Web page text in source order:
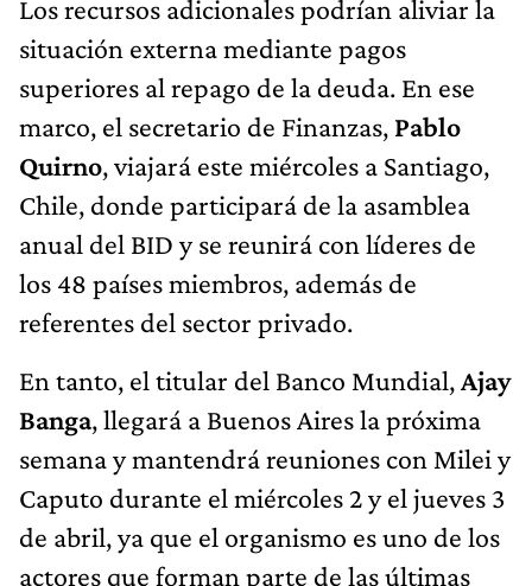
Los recursos adicionales podrían aliviar la
situación externa mediante pagos
superiores al repago de la deuda. En ese
marco, el secretario de Finanzas, Pablo
Quirno, viajará este miércoles a Santiago,
Chile, donde participará de la asamblea
anual del BID y se reunirá con líderes de
los 48 países miembros, además de
referentes del sector privado.
En tanto, el titular del Banco Mundial,Ajay
Banga, llegará a Buenos Aires la próxima
semana y mantendrá reuniones con Milei y
Caputo durante el miércoles 2 y el jueves 3
de abril, ya que el organismo es uno de los
actores que forman parte de las últimas